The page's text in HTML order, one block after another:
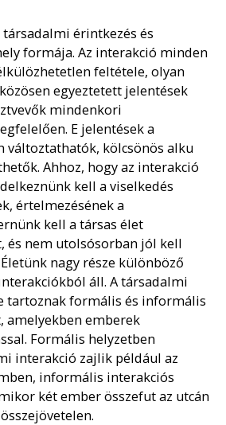
érintkezés és
formája. Az interakció minden
feltétele, olyan
egyeztetett jelentések
mindenkori
E jelentések a
változtathatók, kölcsönös alku
Ahhoz, hogy az interakció
kell a viselkedés
értelmezésének a
kell a társas élet
és nem utolsósorban jól kell
nagy része különböző
áll. A társadalmi
tartoznak formális és informális
amelyekben emberek
Formális helyzetben
interakció zajlik például az
informális interakciós
két ember összefut az utcán